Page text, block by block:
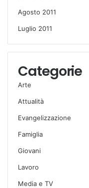
Agosto 2011
Luglio 2011
Categorie
Arte
Attualità
Evangelizzazione
Famiglia
Giovani
Lavoro
Media e TV